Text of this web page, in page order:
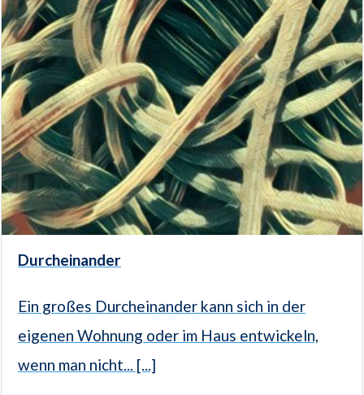
Durcheinander
Ein großes Durcheinander kann sich in der
eigenen Wohnung oder im Haus entwickeln,
wenn man nicht... [...]